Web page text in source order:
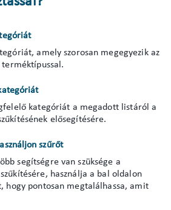
amely szorosan megegyezik az
kategóriát a megadott listáról a
elősegítésére.
szűrőt
segítségre van szüksége a
használja a bal oldalon
hogy pontosan megtalálhassa, amit